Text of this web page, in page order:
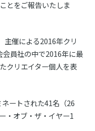
とをご報告いたしま
主催による2016年クリ
会員社の中で2016年に最
クリエイター個人を表
ートされた41名（26
・オブ・ザ・イヤー1